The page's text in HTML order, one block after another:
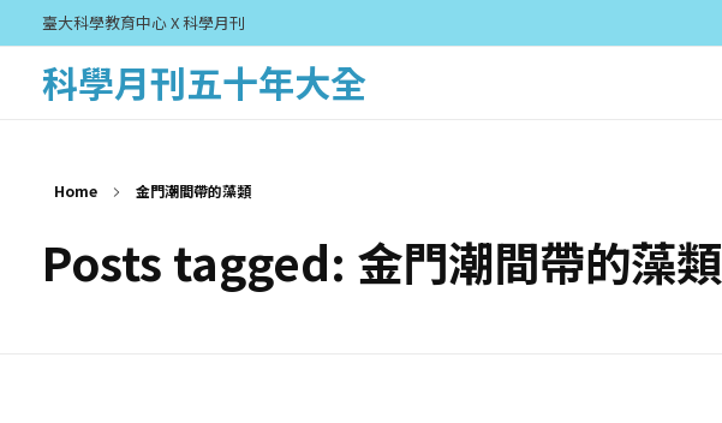
臺大科學教育中心 X 科學月刊
科學月刊五十年大全
Home 金門潮間帶的藻類
Posts tagged: 金門潮間帶的藻類